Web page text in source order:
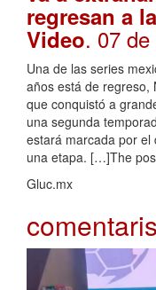
regresan a
Video. 07
Una de las series
años está de regreso,
que conquistó a
una segunda
estará marcada por
una etapa. […]The
Gluc.mx